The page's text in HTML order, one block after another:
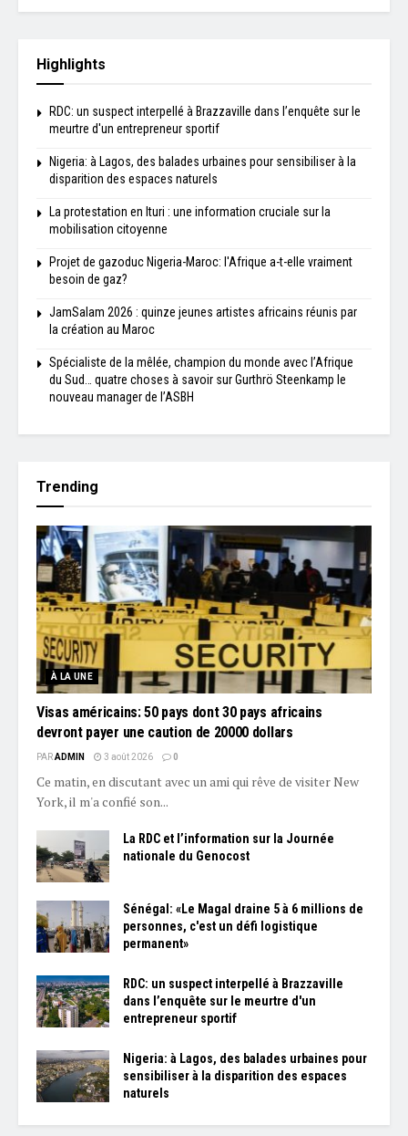
Highlights
RDC: un suspect interpellé à Brazzaville dans l’enquête sur le
meurtre d'un entrepreneur sportif
Nigeria: à Lagos, des balades urbaines pour sensibiliser à la
disparition des espaces naturels
La protestation en Ituri : une information cruciale sur la
mobilisation citoyenne
Projet de gazoduc Nigeria-Maroc: l'Afrique a-t-elle vraiment
besoin de gaz?
JamSalam 2026 : quinze jeunes artistes africains réunis par
la création au Maroc
Spécialiste de la mêlée, champion du monde avec l’Afrique
du Sud… quatre choses à savoir sur Gurthrö Steenkamp le
nouveau manager de l’ASBH
Trending
À LA UNE
Visas américains: 50 pays dont 30 pays africains
devront payer une caution de 20000 dollars
PARADMIN 3 août 2026 0
Ce matin, en discutant avec un ami qui rêve de visiter New
York, il m'a confié son...
La RDC et l’information sur la Journée
nationale du Genocost
Sénégal: «Le Magal draine 5 à 6 millions de
personnes, c'est un défi logistique
permanent»
RDC: un suspect interpellé à Brazzaville
dans l’enquête sur le meurtre d'un
entrepreneur sportif
Nigeria: à Lagos, des balades urbaines pour
sensibiliser à la disparition des espaces
naturels